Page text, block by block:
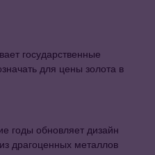
государственные
для цены золота в
годы обновляет дизайн
драгоценных металлов